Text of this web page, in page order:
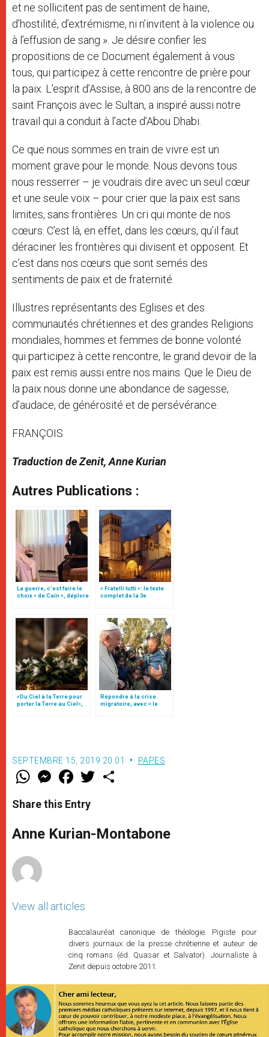
et ne sollicitent pas de sentiment de haine,
d’hostilité, d’extrémisme, ni n’invitent à la violence ou
à l’effusion de sang ». Je désire confier les
propositions de ce Document également à vous
tous, qui participez à cette rencontre de prière pour
la paix. L’esprit d’Assise, à 800 ans de la rencontre de
saint François avec le Sultan, a inspiré aussi notre
travail qui a conduit à l’acte d’Abou Dhabi.
Ce que nous sommes en train de vivre est un
moment grave pour le monde. Nous devons tous
nous resserrer – je voudrais dire avec un seul cœur
et une seule voix – pour crier que la paix est sans
limites, sans frontières. Un cri qui monte de nos
cœurs. C’est là, en effet, dans les cœurs, qu’il faut
déraciner les frontières qui divisent et opposent. Et
c’est dans nos cœurs que sont semés des
sentiments de paix et de fraternité.
Illustres représentants des Eglises et des
communautés chrétiennes et des grandes Religions
mondiales, hommes et femmes de bonne volonté
qui participez à cette rencontre, le grand devoir de la
paix est remis aussi entre nos mains. Que le Dieu de
la paix nous donne une abondance de sagesse,
d’audace, de générosité et de persévérance.
FRANÇOIS
Traduction de Zenit, Anne Kurian
Autres Publications :
La guerre, c’est faire le
choix « de Caïn », déplore
« Fratelli tutti »: le texte
complet de la 3e
«Du Ciel à la Terre pour
porter la Terre au Ciel»,
Répondre à la crise
migratoire, avec « le
SEPTEMBRE 15, 2019 20:01 PAPES
W
t
s
p
p
M
e
s
e
g
e
F
a
e
b
o
k
w
r
Share this Entry
Anne Kurian-Montabone
View all articles
Baccalauréat canonique de théologie. Pigiste pour
divers journaux de la presse chrétienne et auteur de
cinq romans (éd. Quasar et Salvator). Journaliste à
Zenit depuis octobre 2011.